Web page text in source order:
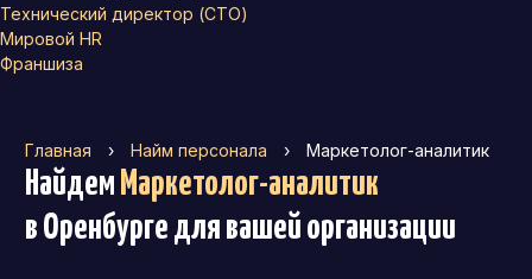
Технический директор (CTO)
Мировой HR
Франшиза
Главная › Найм персонала › Маркетолог-аналитик
Найдем Маркетолог-аналитик
в Оренбурге для вашей организации